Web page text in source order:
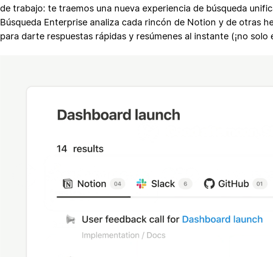
de trabajo: te traemos una nueva experiencia de búsqueda
Búsqueda Enterprise analiza cada rincón de Notion y de otras
para darte respuestas rápidas y resúmenes al instante (¡no solo